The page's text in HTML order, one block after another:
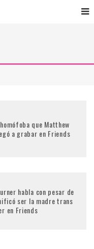
que Matthew
a grabar en Friends
habla con pesar de
ser la madre trans
en Friends